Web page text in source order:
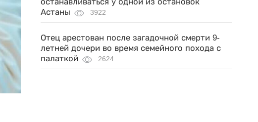
Астаны
3922
Отец арестован после загадочной смерти 9-
летней дочери во время семейного похода с
палаткой
2624